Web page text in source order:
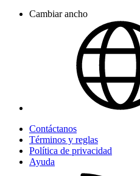
Cambiar ancho
Contáctanos
Términos y reglas
Política de privacidad
Ayuda